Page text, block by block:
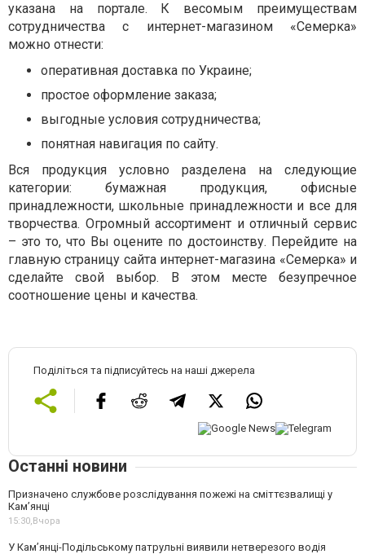
указана на портале. К весомым преимуществам
сотрудничества с интернет-магазином «Семерка»
можно отнести:
оперативная доставка по Украине;
простое оформление заказа;
выгодные условия сотрудничества;
понятная навигация по сайту.
Вся продукция условно разделена на следующие
категории: бумажная продукция, офисные
принадлежности, школьные принадлежности и все для
творчества. Огромный ассортимент и отличный сервис
– это то, что Вы оцените по достоинству. Перейдите на
главную страницу сайта интернет-магазина «Семерка» и
сделайте свой выбор. В этом месте безупречное
соотношение цены и качества.
Поділіться та підписуйтесь на наші джерела
Останні новини
Призначено службове розслідування пожежі на сміттєзвалищі у
Кам’янці
15:30,Вчора
У Кам’янці-Подільському патрульні виявили нетверезого водія